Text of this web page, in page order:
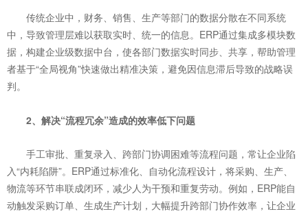
传统企业中，财务、销售、生产等部门的数据分散在不同系统
中，导致管理层难以获取实时、统一的信息。ERP通过集成多模块数
据，构建企业级数据中台，使各部门数据实时同步、共享，帮助管理
者基于“全局视角”快速做出精准决策，避免因信息滞后导致的战略误
判。
2、解决“流程冗余”造成的效率低下问题
手工审批、重复录入、跨部门协调困难等流程问题，常让企业陷
入“内耗陷阱”。ERP通过标准化、自动化流程设计，将采购、生产、
物流等环节串联成闭环，减少人为干预和重复劳动。例如，ERP能自
动触发采购订单、生成生产计划，大幅提升跨部门协作效率，让企业